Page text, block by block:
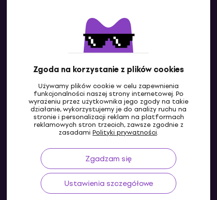
Zgoda na korzystanie z plików cookies
Używamy plików cookie w celu zapewnienia
funkcjonalności naszej strony internetowej. Po
wyrażeniu przez użytkownika jego zgody na takie
działanie, wykorzystujemy je do analizy ruchu na
stronie i personalizacji reklam na platformach
reklamowych stron trzecich, zawsze zgodnie z
zasadami Polityki prywatności.
Zgadzam się
Ustawienia szczegółowe
Skontaktuj się z nami
PL